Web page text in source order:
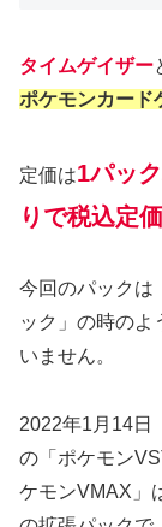
タイムゲイザー
ポケモンカード
定価は1パッ
りで税込定
今回のパックは
ック」の時のよ
いません。
2022年1月14日
の「ポケモン
ケモンVMAX」